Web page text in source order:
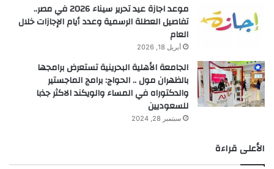
موعد اجازة عيد تحرير سيناء 2026 في مصر..
تفاصيل العطلة الرسمية وعدد أيام الإجازات خلال
العام
أبريل 18, 2026
الجامعة الأهلية البحرينية تستعرض برامجها
بالظهران مول .. الحواج: برامج الماجستير
والدكتوراه في المساء والويكند الاكثر جذبا
للسعوديين
سبتمبر 28, 2024
الأعلى قراءة